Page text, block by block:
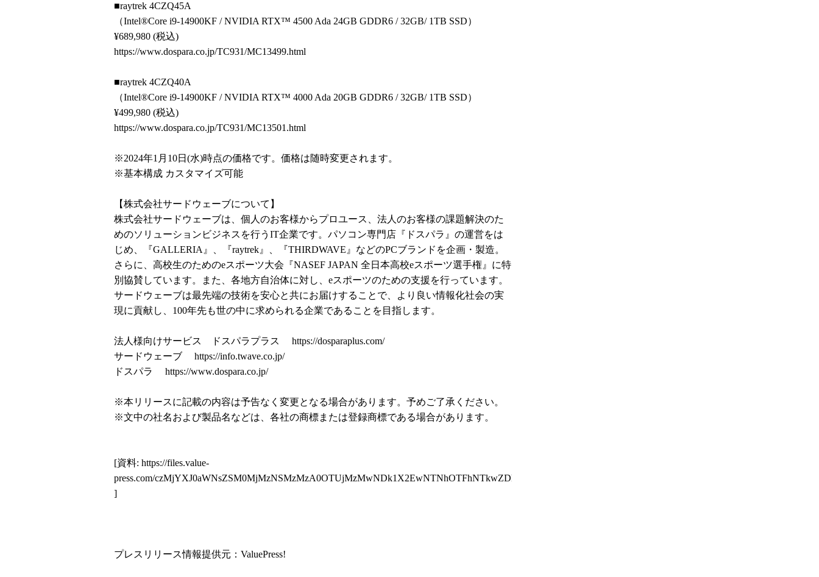
■raytrek 4CZQ45A
（Intel®Core i9-14900KF / NVIDIA RTX™ 4500 Ada 24GB GDDR6 / 32GB/ 1TB SSD）
¥689,980 (税込)
https://www.dospara.co.jp/TC931/MC13499.html
■raytrek 4CZQ40A
（Intel®Core i9-14900KF / NVIDIA RTX™ 4000 Ada 20GB GDDR6 / 32GB/ 1TB SSD）
¥499,980 (税込)
https://www.dospara.co.jp/TC931/MC13501.html
※2024年1月10日(水)時点の価格です。価格は随時変更されます。
※基本構成 カスタマイズ可能
【株式会社サードウェーブについて】
株式会社サードウェーブは、個人のお客様からプロユース、法人のお客様の課題解決のた
めのソリューションビジネスを行うIT企業です。パソコン専門店『ドスパラ』の運営をは
じめ、『GALLERIA』、『raytrek』、『THIRDWAVE』などのPCブランドを企画・製造。
さらに、高校生のためのeスポーツ大会『NASEF JAPAN 全日本高校eスポーツ選手権』に特
別協賛しています。また、各地方自治体に対し、eスポーツのための支援を行っています。
サードウェーブは最先端の技術を安心と共にお届けすることで、より良い情報化社会の実
現に貢献し、100年先も世の中に求められる企業であることを目指します。
法人様向けサービス ドスパラプラス https://dosparaplus.com/
サードウェーブ https://info.twave.co.jp/
ドスパラ https://www.dospara.co.jp/
※本リリースに記載の内容は予告なく変更となる場合があります。予めご了承ください。
※文中の社名および製品名などは、各社の商標または登録商標である場合があります。
[資料: https://files.value-
press.com/czMjYXJ0aWNsZSM0MjMzNSMzMzA0OTUjMzMwNDk1X2EwNTNhOTFhNTkwZDhhMGYxNGEwNjQyMWE0Mzc0NDkxLnBuZw.png
]
プレスリリース情報提供元： ValuePress!